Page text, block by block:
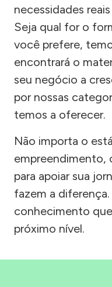
necessidades
Seja qual for o
você prefere,
encontrará o
seu negócio a
por nossas
temos a oferecer.
Não importa o
empreendimento,
para apoiar sua
fazem a
conhecimento
próximo nível.